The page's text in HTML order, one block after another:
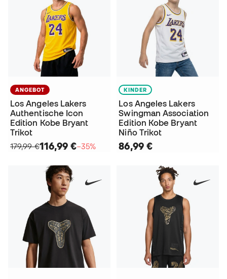
ANGEBOT
Los Angeles Lakers
Authentische Icon
Edition Kobe Bryant
Trikot
179,99 €116,99 €−35%
KINDER
Los Angeles Lakers
Swingman Association
Edition Kobe Bryant
Niño Trikot
86,99 €